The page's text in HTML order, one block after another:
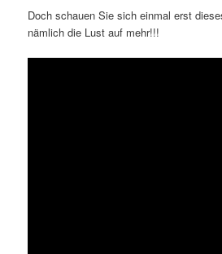
Doch schauen Sie sich einmal erst
nämlich die Lust auf mehr!!!